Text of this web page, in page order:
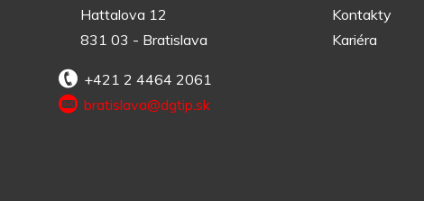
Hattalova 12
831 03 - Bratislava
+421 2 4464 2061
bratislava@dgtip.sk
Kontakty
Kariéra